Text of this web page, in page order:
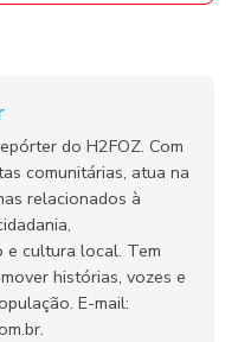
do H2FOZ. Com
comunitárias, atua na
relacionados à
e cultura local. Tem
histórias, vozes e
E-mail: